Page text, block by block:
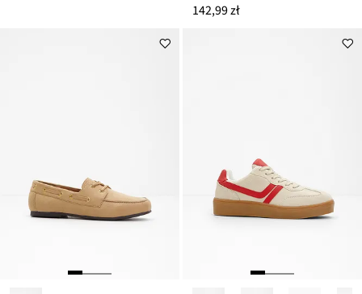
142,99 zł